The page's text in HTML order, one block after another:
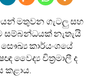
මතුවන ගැටලු සහ
නැතැයි
කාර්යංශයේ
වෛද්‍ය චිත්‍රමාලී ද
කළාය.